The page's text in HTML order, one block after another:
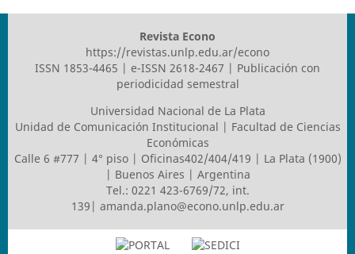
Revista Econo
https://revistas.unlp.edu.ar/econo
ISSN 1853-4465 | e-ISSN 2618-2467 | Publicación con
periodicidad semestral
Universidad Nacional de La Plata
Unidad de Comunicación Institucional | Facultad de Ciencias
Económicas
Calle 6 #777 | 4° piso | Oficinas402/404/419 | La Plata (1900)
| Buenos Aires | Argentina
Tel.: 0221 423-6769/72, int.
139| amanda.plano@econo.unlp.edu.ar